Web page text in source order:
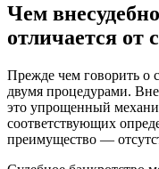
Чем
отличается от
Прежде чем говорить о
двумя процедурами.
это упрощенный
соответствующих
преимущество —